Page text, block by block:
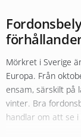
Mörkret i Sverige
Europa. Från
ensam, särskilt på
vinter. Bra
handlar om att se i